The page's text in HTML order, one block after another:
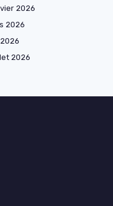
2026
2026
2026